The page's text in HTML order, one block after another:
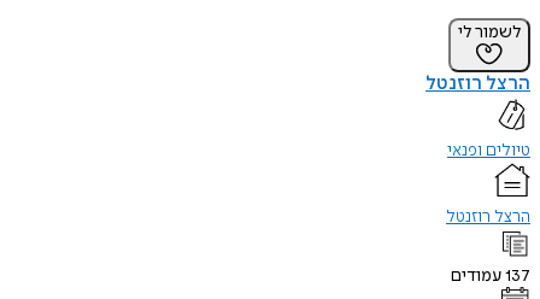
לשמור לי
הרצל רוזנטל
טיולים ופנאי
הרצל רוזנטל
137עמודים